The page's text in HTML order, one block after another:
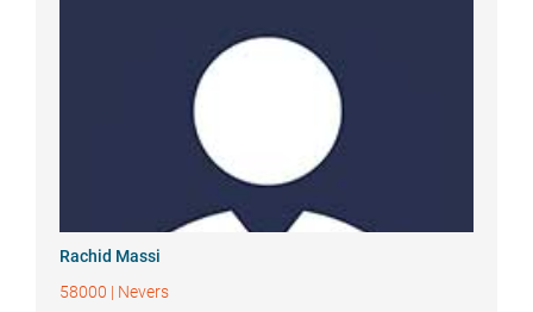
Rachid Massi
58000 | Nevers